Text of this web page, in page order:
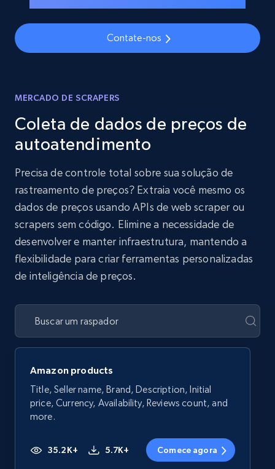
Contate-nos
MERCADO DE SCRAPERS
Coleta de dados de preços de
autoatendimento
Precisa de controle total sobre sua solução de
rastreamento de preços? Extraia você mesmo os
dados de preços usando APIs de web scraper ou
scrapers sem código. Elimine a necessidade de
desenvolver e manter infraestrutura, mantendo a
flexibilidade para criar ferramentas personalizadas
de inteligência de preços.
Amazon products
Title, Seller name, Brand, Description, Initial
price, Currency, Availability, Reviews count, and
more.
35.2K+ 5.7K+ Comece agora